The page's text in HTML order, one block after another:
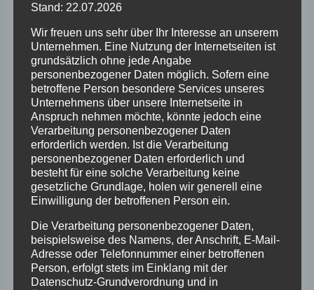
12. November 2023 per E-Mail bei Petra
Reinfurth (petra [at] reinfurth-parkett [dot] de
anmelden.
Wir freuen uns über viele positive
Rückmeldungen, wunderschöne
Adventsfenster und hoffentlich erfreuliche
Kleinostheimer Begegnungen beim abendlichen
Adventsspaziergang.
Herzliche Grüße vom Vorstandsteam
Schaufenster Kleinostheim / Petra Reinfurth
Schlagworte:
Stand: 22.07.2026
Wir freuen uns sehr über Ihr Interesse an unserem
Unternehmen. Eine Nutzung der Internetseiten ist
grundsätzlich ohne jede Angabe
personenbezogener Daten möglich. Sofern eine
betroffene Person besondere Services unseres
Unternehmens über unsere Internetseite in
Anspruch nehmen möchte, könnte jedoch eine
Verarbeitung personenbezogener Daten
erforderlich werden. Ist die Verarbeitung
personenbezogener Daten erforderlich und
besteht für eine solche Verarbeitung keine
gesetzliche Grundlage, holen wir generell eine
Einwilligung der betroffenen Person ein.
Die Verarbeitung personenbezogener Daten,
beispielsweise des Namens, der Anschrift, E-Mail-
Adresse oder Telefonnummer einer betroffenen
Person, erfolgt stets im Einklang mit der
Datenschutz-Grundverordnung und in